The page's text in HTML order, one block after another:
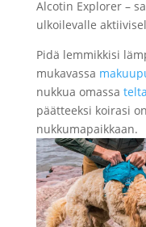
Alcotin Explorer –
ulkoilevalle
Pidä lemmikkisi
mukavassa
nukkua omassa
päätteeksi koirasi
nukkumapaikkaan.